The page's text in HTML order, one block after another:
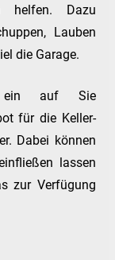
helfen. Dazu
Lauben
die Garage.
ein auf Sie
für die Keller-
Dabei können
lassen
zur Verfügung